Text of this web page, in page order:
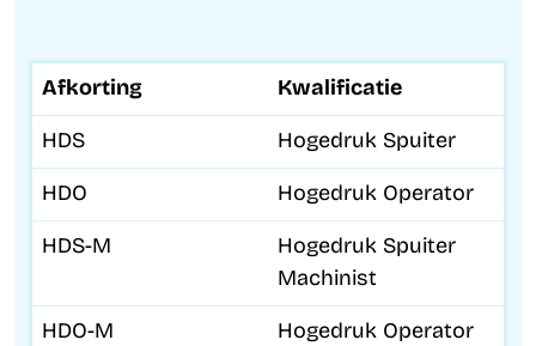
Afkorting Kwalificatie
HDS Hogedruk Spuiter
HDO Hogedruk Operator
HDS-M
Hogedruk Spuiter
Machinist
HDO-M
Hogedruk Operator